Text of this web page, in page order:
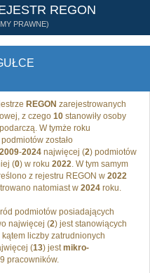
REGON
PRAWNE)
REGON zarejestrowanych
z czego 10 stanowiły osoby
W tymże roku
podmiotów zostało
2009-2024 najwięcej (2) podmiotów
(0) w roku 2022. W tym samym
z rejestru REGON w 2022
natomiast w 2024 roku.
podmiotów posiadających
najwięcej (2) jest stanowiących
liczby zatrudnionych
(13) jestmikro-
pracowników.